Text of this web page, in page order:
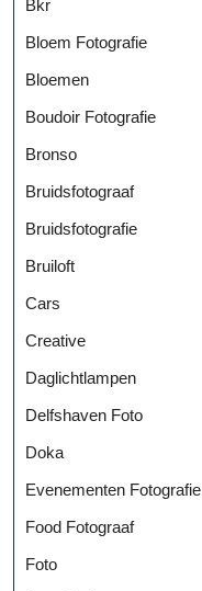
Bkr
Bloem Fotografie
Bloemen
Boudoir Fotografie
Bronso
Bruidsfotograaf
Bruidsfotografie
Bruiloft
Cars
Creative
Daglichtlampen
Delfshaven Foto
Doka
Evenementen Fotografie
Food Fotograaf
Foto